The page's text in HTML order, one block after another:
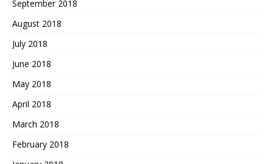
September 2018
August 2018
July 2018
June 2018
May 2018
April 2018
March 2018
February 2018